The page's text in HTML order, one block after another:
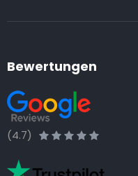
Bewertungen
(4.7)